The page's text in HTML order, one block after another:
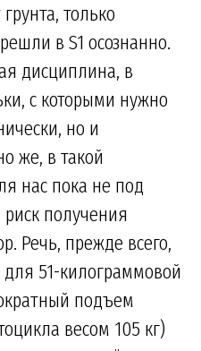
только
в S1 осознанно.
дисциплина, в
с которыми нужно
но и
же, в такой
нас пока не под
получения
Речь, прежде всего,
51-килограммовой
подъем
весом 105 кг)